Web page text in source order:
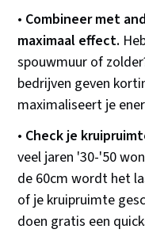
• Combineer met
maximaal effect.
spouwmuur of
bedrijven geven
maximaliseert je
• Check je
veel jaren '30-'50
de 60cm wordt het
of je kruipruimte
doen gratis een